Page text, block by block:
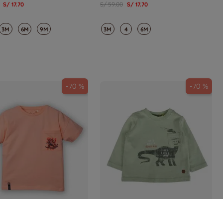
S/ 17.70
3M 6M 9M
S/ 59.00 S/ 17.70
3M 4 6M
-70 % -70 %